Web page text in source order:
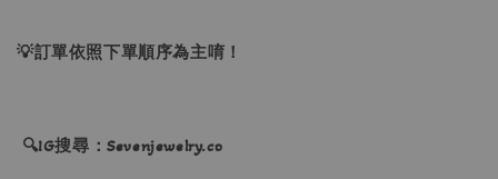
💡訂單依照下單順序為主唷！
🔍IG搜尋：Sevenjewelry.co